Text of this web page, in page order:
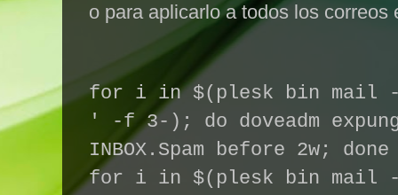
o para aplicarlo a todos los correos
for i in $(plesk bin
' -f 3-); do doveadm
INBOX.Spam before 2w; done
for i in $(plesk bin